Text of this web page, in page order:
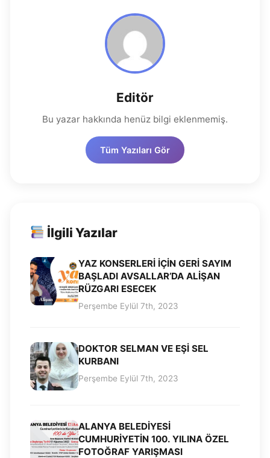
Editör
Bu yazar hakkında henüz bilgi eklenmemiş.
Tüm Yazıları Gör
İlgili Yazılar
YAZ KONSERLERİ İÇİN GERİ SAYIM
BAŞLADI AVSALLAR’DA ALİŞAN
RÜZGARI ESECEK
Perşembe Eylül 7th, 2023
DOKTOR SELMAN VE EŞİ SEL
KURBANI
Perşembe Eylül 7th, 2023
ALANYA BELEDİYESİ
CUMHURİYETİN 100. YILINA ÖZEL
FOTOĞRAF YARIŞMASI